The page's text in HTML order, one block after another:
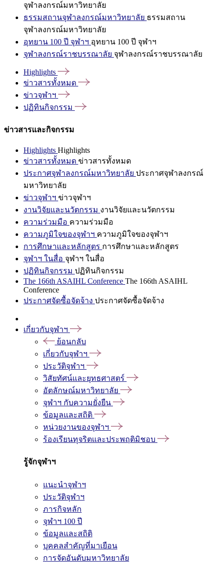
จุฬาลงกรณ์มหาวิทยาลัย
ธรรมสถานจุฬาลงกรณ์มหาวิทยาลัย ธรรมสถาน
จุฬาลงกรณ์มหาวิทยาลัย
อุทยาน 100 ปี จุฬาฯ อุทยาน 100 ปี จุฬาฯ
จุฬาลงกรณ์ราชบรรณาลัย จุฬาลงกรณ์ราชบรรณาลัย
Highlights
ข่าวสารทั้งหมด
ข่าวจุฬาฯ
ปฏิทินกิจกรรม
ข่าวสารและกิจกรรม
Highlights Highlights
ข่าวสารทั้งหมด ข่าวสารทั้งหมด
ประกาศจุฬาลงกรณ์มหาวิทยาลัย ประกาศจุฬาลงกรณ์
มหาวิทยาลัย
ข่าวจุฬาฯ ข่าวจุฬาฯ
งานวิจัยและนวัตกรรม งานวิจัยและนวัตกรรม
ความร่วมมือ ความร่วมมือ
ความภูมิใจของจุฬาฯ ความภูมิใจของจุฬาฯ
การศึกษาและหลักสูตร การศึกษาและหลักสูตร
จุฬาฯ ในสื่อ จุฬาฯ ในสื่อ
ปฏิทินกิจกรรม ปฏิทินกิจกรรม
The 166th ASAIHL Conference The 166th ASAIHL
Conference
ประกาศจัดซื้อจัดจ้าง ประกาศจัดซื้อจัดจ้าง
เกี่ยวกับจุฬาฯ
ย้อนกลับ
เกี่ยวกับจุฬาฯ
ประวัติจุฬาฯ
วิสัยทัศน์และยุทธศาสตร์
อัตลักษณ์มหาวิทยาลัย
จุฬาฯ กับความยั่งยืน
ข้อมูลและสถิติ
หน่วยงานของจุฬาฯ
ร้องเรียนทุจริตและประพฤติมิชอบ
รู้จักจุฬาฯ
แนะนำจุฬาฯ
ประวัติจุฬาฯ
ภารกิจหลัก
จุฬาฯ 100 ปี
ข้อมูลและสถิติ
บุคคลสำคัญที่มาเยือน
การจัดอันดับมหาวิทยาลัย